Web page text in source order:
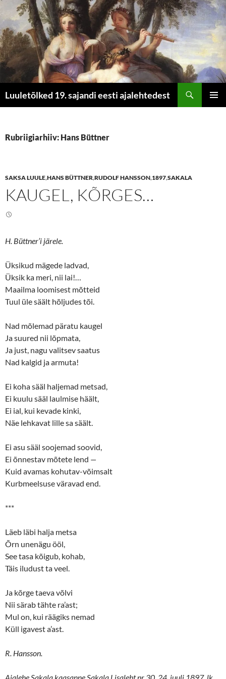
Luuletõlked 19. sajandi eesti ajalehtedest
Rubriigiarhiiv: Hans Büttner
SAKSA LUULE,HANS BÜTTNER,RUDOLF HANSSON,1897,SAKALA
KAUGEL, KÕRGES…
H. Büttner’i järele.
Üksikud mägede ladvad,
Üksik ka meri, nii lai!…
Maailma loomisest mõtteid
Tuul üle säält hõljudes tõi.
Nad mõlemad päratu kaugel
Ja suured nii lõpmata,
Ja just, nagu valitsev saatus
Nad kalgid ja armuta!
Ei koha sääl haljemad metsad,
Ei kuulu sääl laulmise häält,
Ei ial, kui kevade kinki,
Näe lehkavat lille sa säält.
Ei asu sääl soojemad soovid,
Ei õnnestav mõtete lend —
Kuid avamas kohutav-võimsalt
Kurbmeelsuse väravad end.
***
Läeb läbi halja metsa
Õrn unenägu ööl,
See tasa kõigub, kohab,
Täis iludust ta veel.
Ja kõrge taeva võlvi
Nii särab tähte ra’ast;
Mul on, kui räägiks nemad
Küll igavest a’ast.
R. Hansson.